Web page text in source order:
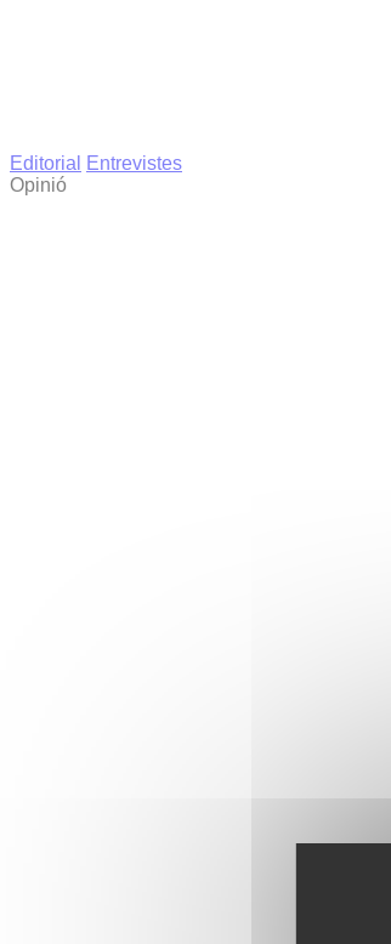
Editorial
Entrevistes
Opinió